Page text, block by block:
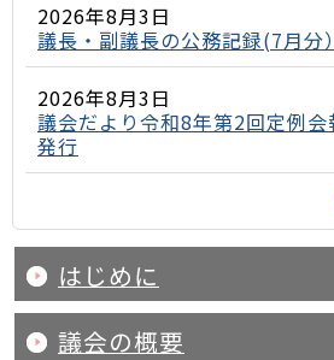
2026年8月3日
議長・副議長の公務記録(7月分
2026年8月3日
議会だより令和8年第2回定例会
発行
はじめに
議会の概要